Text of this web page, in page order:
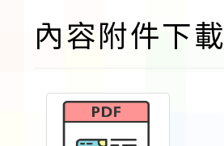
內容附件下載